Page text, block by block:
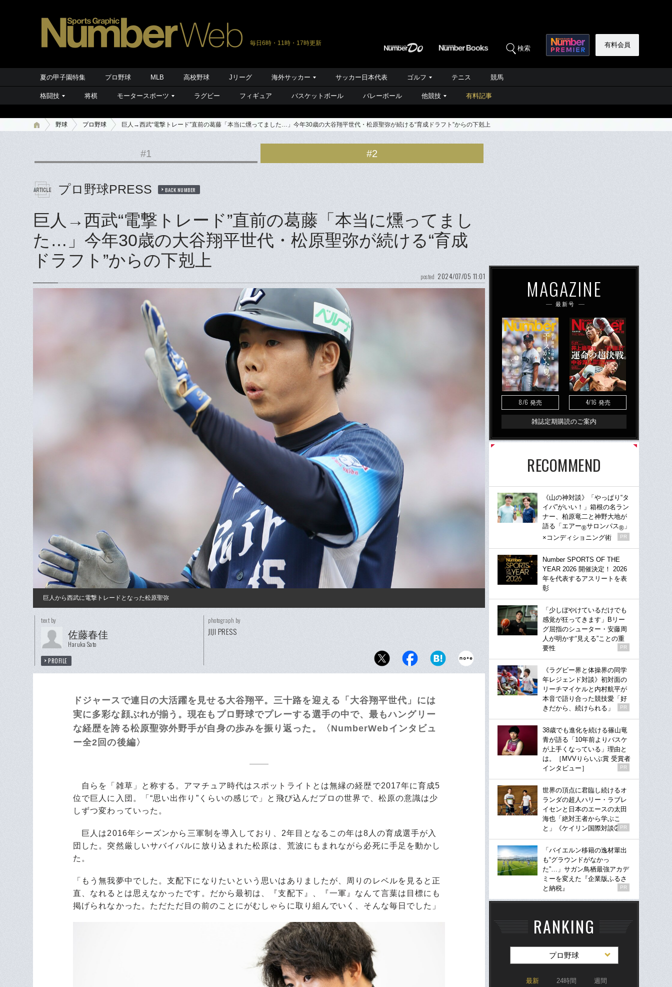
毎日6時・11時・17時更新
検索 有料会員
夏の甲子園特集 プロ野球 MLB 高校野球 Jリーグ 海外サッカー サッカー日本代表 ゴルフ テニス 競馬
格闘技 将棋 モータースポーツ ラグビー フィギュア バスケットボール バレーボール 他競技 有料記事
野球 プロ野球 巨人→西武“電撃トレード”直前の葛藤「本当に燻ってました…」今年30歳の大谷翔平世代・松原聖弥が続ける“育成ドラフト”からの下剋上
#1 #2
プロ野球PRESS BACK NUMBER
巨人→西武“電撃トレード”直前の葛藤「本当に燻ってまし
た…」今年30歳の大谷翔平世代・松原聖弥が続ける“育成
ドラフト”からの下剋上
posted 2024/07/05 11:01
巨人から西武に電撃トレードとなった松原聖弥
text by
佐藤春佳
Haruka Sato
PROFILE
photograph by
JIJI PRESS
ドジャースで連日の大活躍を見せる大谷翔平。三十路を迎える「大谷翔平世代」には
実に多彩な顔ぶれが揃う。現在もプロ野球でプレーする選手の中で、最もハングリー
な経歴を誇る松原聖弥外野手が自身の歩みを振り返った。〈NumberWebインタビュ
ー全2回の後編〉
自らを「雑草」と称する。アマチュア時代はスポットライトとは無縁の経歴で2017年に育成5
位で巨人に入団。「“思い出作り”くらいの感じで」と飛び込んだプロの世界で、松原の意識は少
しずつ変わっていった。
巨人は2016年シーズンから三軍制を導入しており、2年目となるこの年は8人の育成選手が入
団した。突然厳しいサバイバルに放り込まれた松原は、荒波にもまれながら必死に手足を動かし
た。
「もう無我夢中でした。支配下になりたいという思いはありましたが、周りのレベルを見ると正
直、なれるとは思えなかったです。だから最初は、『支配下』、『一軍』なんて言葉は目標にも
掲げられなかった。ただただ目の前のことにがむしゃらに取り組んでいく、そんな毎日でした」
MAGAZINE
最新号
8/6 発売 4/16 発売
雑誌定期購読のご案内
RECOMMEND
《山の神対談》「やっぱり“タ
イパ”がいい！」箱根の名ラン
ナー、柏原竜二と神野大地が
語る「エアー®サロンパス® 」
×コンディショニング術
PR
Number SPORTS OF THE
YEAR 2026 開催決定！ 2026
年を代表するアスリートを表
彰
「少しぼやけているだけでも
感覚が狂ってきます」Bリー
グ屈指のシューター・安藤周
人が明かす“見える”ことの重
要性
PR
《ラグビー界と体操界の同学
年レジェンド対談》初対面の
リーチマイケルと内村航平が
本音で語り合った競技愛「好
きだから、続けられる」
PR
38歳でも進化を続ける篠山竜
青が語る「10年前よりバスケ
が上手くなっている」理由と
は。［MVVりらいぶ賞 受賞者
インタビュー］
PR
世界の頂点に君臨し続けるオ
ランダの超人ハリー・ラブレ
イセンと日本のエースの太田
海也「絶対王者から学ぶこ
と」《ケイリン国際対談②》
PR
「バイエルン移籍の逸材輩出
も“グラウンドがなかっ
た”…」サガン鳥栖最強アカデ
ミーを変えた『企業版ふるさ
と納税』
PR
RANKING
プロ野球
最新 24時間 週間